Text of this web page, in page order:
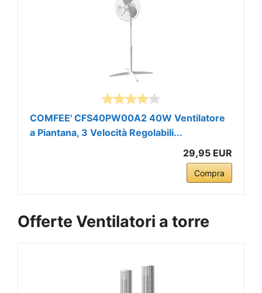
COMFEE' CFS40PW00A2 40W Ventilatore
a Piantana, 3 Velocità Regolabili...
29,95 EUR
Compra
Offerte Ventilatori a torre